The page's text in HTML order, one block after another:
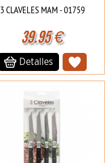
3 CLAVELES MAM - 01759
39.95€
Detalles